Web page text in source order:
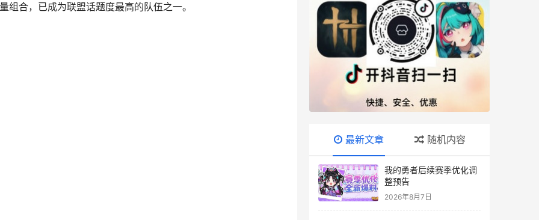
组合，已成为联盟话题度最高的队伍之一。
最新文章 随机内容
我的勇者后续赛季优化调
整预告
2026年8月7日